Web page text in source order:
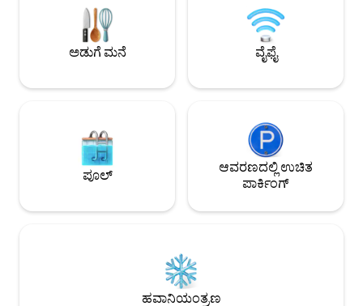
ಸಂಪೂರ್ಣವಾಗಿ ಹವಾನಿಯಂತ್ರಣವಾಗಿದೆ ಲಿವಿಂಗ್:
ಗೆಸ್ಟ್‌ಗಳಿಗೆ ವಿರಾಮದ ಸಮಯವನ್ನು ಕಳೆಯಲು
ಆರಾಮದಾಯಕವಾದ 3 ಆಸನಗಳ ಸೋಫಾ,
ಲೌಂಜರ್ ಕುರ್ಚಿ ಮತ್ತು ಫ್ಲಾಟ್ ಸ್ಕ್ರೀನ್ ಟಿವಿ
ಅನಿಸುತ್ತಿದೆಯೇ? ಚಿಂತಿಸಬೇಡಿ, ಈ ಆಧುನಿಕ ಮತ್ತು
ನೀವು ಬಯಸುವ ಎಲ್ಲವನ್ನೂ ಹೊಂದಿದೆ. ಇದು ಇಲ್ಲಿ
ಡ್ರೈಯರ್ ಬಿಲ್ಡ್‌ನೊಂದಿಗೆ ಬರುವ ವಾಷಿಂಗ್ ಮೆಷಿನ್
ಅನ್ನು ಸಹ ಹೊಂದಿದೆ ಎಂದು ಆಶ್ಚರ್ಯಪಡಬೇಡಿ
ಊಟ: ಸೇವೆ ಮಾಡಲು ಅನುಕೂಲಕರವಾಗಿ
ಆರಾಮದಾಯಕ ಡೈನಿಂಗ್ ಟೇಬಲ್, ನಿಮ್ಮ ಸ್ವಂತ
ವಿಶ್ರಾಂತಿಗಾಗಿ ನೀವು ದಿನದ ಕೊನೆಯಲ್ಲಿ
ಅಡಗಿಕೊಳ್ಳುವ ಸ್ಥಳ, ಆನಂದದಾಯಕ ನಿದ್ರೆಗೆ
ಇಳಿಯುವ ಮೊದಲು ವಿಶ್ರಾಂತಿ ಪಡೆಯುವ ಸ್ಥಳ, ಈ
ಮೈಕ್ರೊವೇವ್, ರೈಸ್
ಫಿಲ್ಟರ್, ವಾಷಿಂಗ್
ಮಸಾಜ್ ಕುರ್ಚಿ
ಅಡುಗೆ ಮನೆ ವೈಫೈ
ಪೂಲ್
ಆವರಣದಲ್ಲಿ ಉಚಿತ
ಪಾರ್ಕಿಂಗ್
ಹವಾನಿಯಂತ್ರಣ